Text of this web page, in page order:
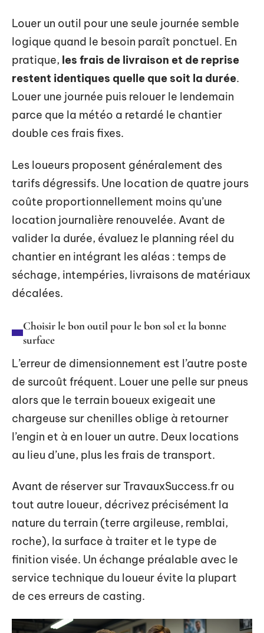
Louer un outil pour une seule journée semble
logique quand le besoin paraît ponctuel. En
pratique, les frais de livraison et de reprise
restent identiques quelle que soit la durée.
Louer une journée puis relouer le lendemain
parce que la météo a retardé le chantier
double ces frais fixes.
Les loueurs proposent généralement des
tarifs dégressifs. Une location de quatre jours
coûte proportionnellement moins qu’une
location journalière renouvelée. Avant de
valider la durée, évaluez le planning réel du
chantier en intégrant les aléas : temps de
séchage, intempéries, livraisons de matériaux
décalées.
Choisir le bon outil pour le bon sol et la bonne
surface
L’erreur de dimensionnement est l’autre poste
de surcoût fréquent. Louer une pelle sur pneus
alors que le terrain boueux exigeait une
chargeuse sur chenilles oblige à retourner
l’engin et à en louer un autre. Deux locations
au lieu d’une, plus les frais de transport.
Avant de réserver sur TravauxSuccess.fr ou
tout autre loueur, décrivez précisément la
nature du terrain (terre argileuse, remblai,
roche), la surface à traiter et le type de
finition visée. Un échange préalable avec le
service technique du loueur évite la plupart
de ces erreurs de casting.